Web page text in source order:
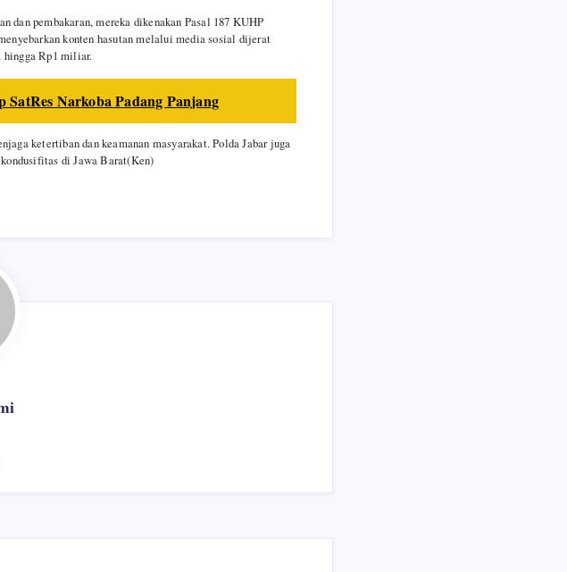
dan pembakaran, mereka dikenakan Pasal 187 KUHP
konten hasutan melalui media sosial dijerat
hingga Rp1 miliar.
Narkoba Padang Panjang
ketertiban dan keamanan masyarakat. Polda Jabar juga
di Jawa Barat(Ken)